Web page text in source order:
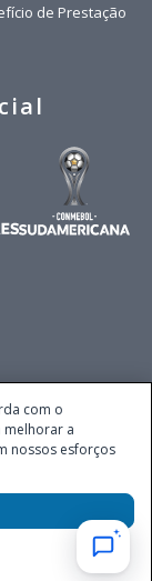
de Prestação
0001-84), com
andar, Itaim Bibi, no
Brasil - empresa
nacional pela
conforme Portaria nº
com o
melhorar a
nossos esforços